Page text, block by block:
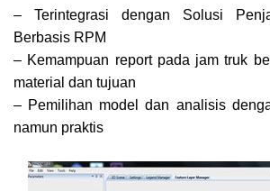
– Terintegrasi dengan Solusi
Berbasis RPM
– Kemampuan report pada jam truk
material dan tujuan
– Pemilihan model dan analisis
namun praktis